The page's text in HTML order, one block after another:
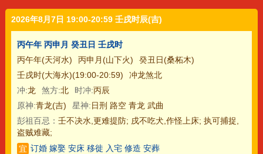
2026年8月7日 19:00-20:59 壬戌时辰(吉)
丙午年 丙申月 癸丑日 壬戌时
丙午年(天河水)
丙申月(山下火)
癸丑日(桑柘木)
壬戌时(大海水)(19:00-20:59)
冲龙煞北
冲:龙 煞方:北 时冲:丙辰
原神:青龙(吉) 星神:日刑 路空 青龙 武曲
彭祖百忌： 壬不决水,更难提防; 戌不吃犬,作怪上床; 执可捕捉,
盗贼难藏;
宜 订婚 嫁娶 安床 移徙 入宅 修造 安葬